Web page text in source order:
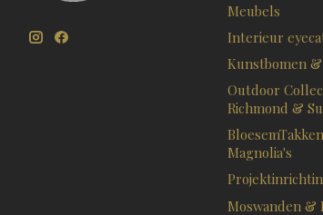
Meubels
Interieur
Kunstbomen
Outdoor
Richmond &
Magnolia's
Moswanden &